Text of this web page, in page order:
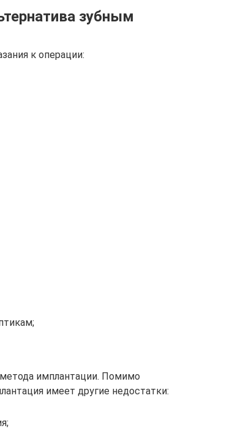
зубным
к операции:
имплантации. Помимо
имеет другие недостатки: